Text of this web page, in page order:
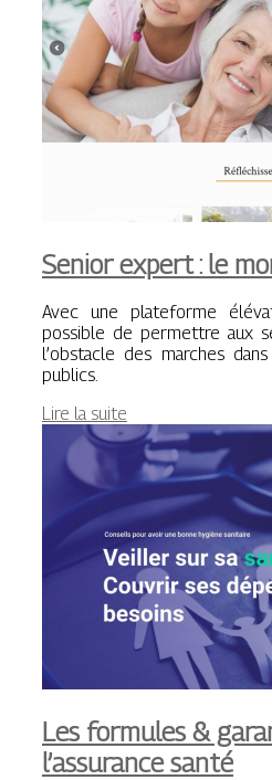
Senior expert : le
Avec une plateforme
possible de permettre aux
l’obstacle des marches
publics.
Lire la suite
Les formules &
l’assurance santé